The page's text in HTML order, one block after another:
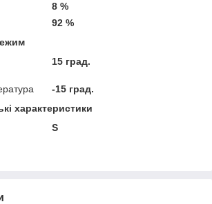
8 %
92 %
15 град.
-15 град.
характеристики
S